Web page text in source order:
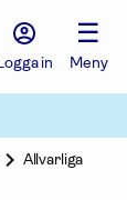
in
☰
Meny
Allvarliga